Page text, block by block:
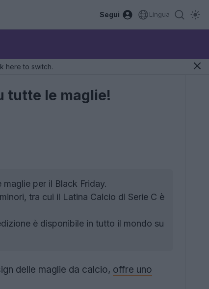
Segui Lingua
here to switch.
tutte le maglie!
per il Black Friday.
tra cui il Latina Calcio di Serie C è
è disponibile in tutto il mondo su
delle maglie da calcio, offre uno